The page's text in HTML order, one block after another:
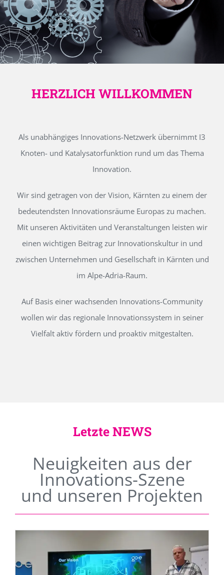
HERZLICH WILLKOMMEN
Als unabhängiges Innovations-Netzwerk übernimmt I3
Knoten- und Katalysatorfunktion rund um das Thema
Innovation.
Wir sind getragen von der Vision, Kärnten zu einem der
bedeutendsten Innovationsräume Europas zu machen.
Mit unseren Aktivitäten und Veranstaltungen leisten wir
einen wichtigen Beitrag zur Innovationskultur in und
zwischen Unternehmen und Gesellschaft in Kärnten und
im Alpe-Adria-Raum.
Auf Basis einer wachsenden Innovations-Community
wollen wir das regionale Innovationssystem in seiner
Vielfalt aktiv fördern und proaktiv mitgestalten.
Letzte NEWS
Neuigkeiten aus der
Innovations-Szene
und unseren Projekten